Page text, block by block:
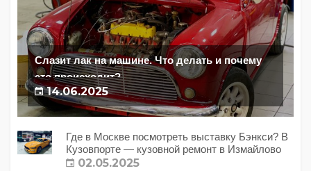
Слазит лак на машине. Что делать и почему
это происходит?
14.06.2025
Где в Москве посмотреть выставку Бэнкси? В
Кузовпорте — кузовной ремонт в Измайлово
02.05.2025